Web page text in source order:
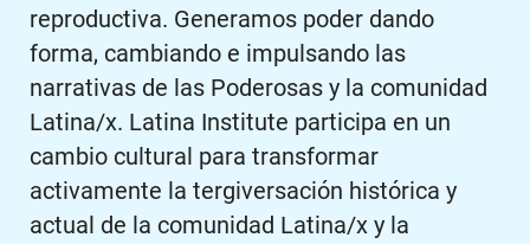
reproductiva. Generamos poder dando
forma, cambiando e impulsando las
narrativas de las Poderosas y la comunidad
Latina/x. Latina Institute participa en un
cambio cultural para transformar
activamente la tergiversación histórica y
actual de la comunidad Latina/x y la